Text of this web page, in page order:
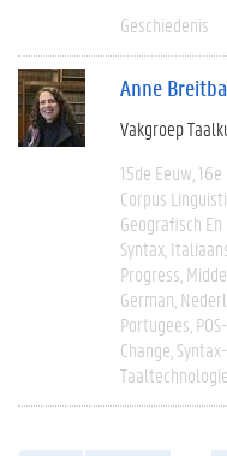
Geschiedenis
Anne
Vakgroep
15de Eeuw
Corpus
Geografisch
Syntax
Progress
German
Portugees
Change
Taaltechnologie